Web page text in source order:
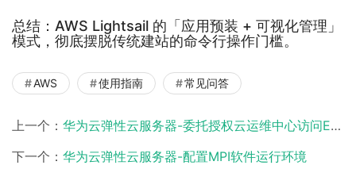
总结：AWS Lightsail 的「应用预装 + 可视化管理」
模式，彻底摆脱传统建站的命令行操作门槛。
AWS 使用指南 常见问答
上一个： 华为云弹性云服务器-委托授权云运维中心访问ECS
下一个： 华为云弹性云服务器-配置MPI软件运行环境